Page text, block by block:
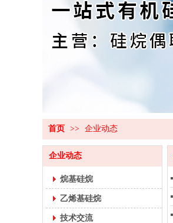
首页 >> 企业动态
企业动态
烷基硅烷
乙烯基硅烷
技术交流